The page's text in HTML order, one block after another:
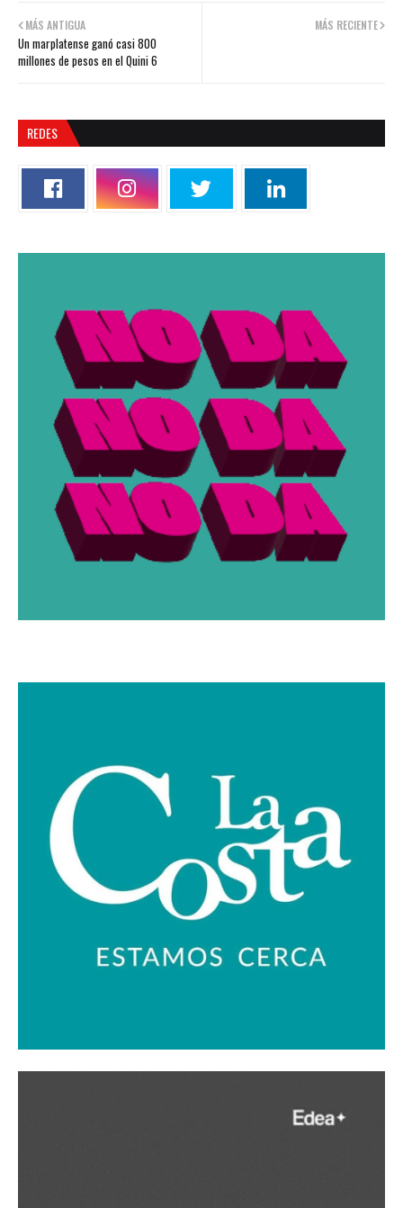
MÁS RECIENTE
MÁS ANTIGUA
Un marplatense ganó casi 800
millones de pesos en el Quini 6
REDES